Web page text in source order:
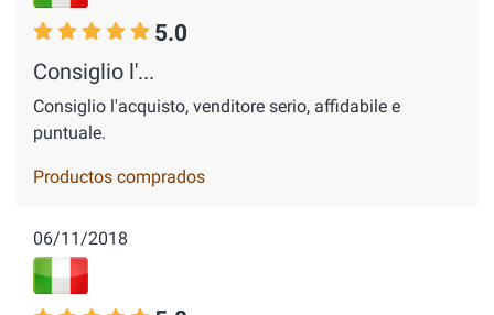
5.0
Consiglio l'...
Consiglio l'acquisto, venditore serio, affidabile e
puntuale.
Productos comprados
06/11/2018